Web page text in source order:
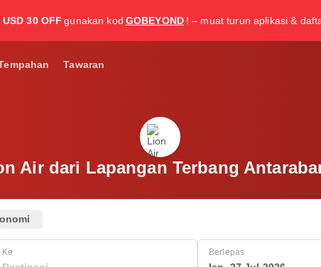
USD 30 OFF gunakan kod GOBEYOND ! – muat turun aplikasi &
Tawaran
Air dari Lapangan Terbang
Ke Berlepas